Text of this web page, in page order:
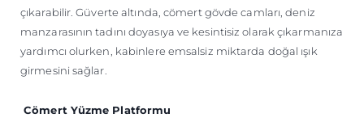
çıkarabilir. Güverte altında, cömert gövde camları, deniz
manzarasının tadını doyasıya ve kesintisiz olarak çıkarmanıza
yardımcı olurken, kabinlere emsalsiz miktarda doğal ışık
girmesini sağlar.
Cömert Yüzme Platformu